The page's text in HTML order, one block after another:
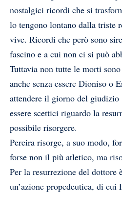
nostalgici ricordi che si
lo tengono lontano dalla triste
vive. Ricordi che però sono
fascino e a cui non ci si può
Tuttavia non tutte le morti
anche senza essere Dioniso o
attendere il giorno del giudizio
essere scettici riguardo la
possibile risorgere.
Pereira risorge, a suo modo,
forse non il più atletico, ma
Per la resurrezione del dottore
un’azione propedeutica, di cui